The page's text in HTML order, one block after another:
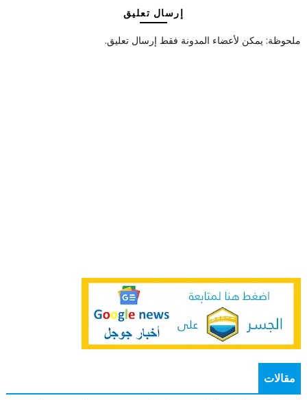
إرسال تعليق
ملحوظة: يمكن لأعضاء المدونة فقط إرسال تعليق.
مقالات